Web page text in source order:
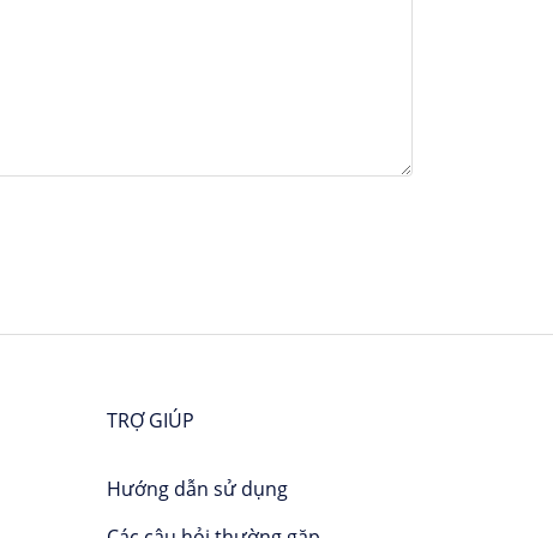
rất chill trong hành trình lần này của
TRỢ GIÚP
Hướng dẫn sử dụng